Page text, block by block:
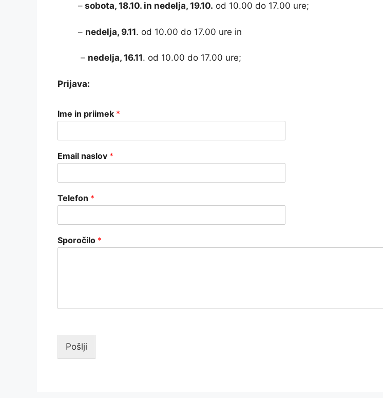
– sobota, 18.10. in nedelja, 19.10. od 10.00 do 17.00 ure;
– nedelja, 9.11. od 10.00 do 17.00 ure in
– nedelja, 16.11. od 10.00 do 17.00 ure;
Prijava:
Ime in priimek *
Email naslov *
Telefon *
Sporočilo *
Pošlji